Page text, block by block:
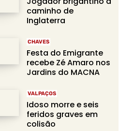
caminho de
Inglaterra
CHAVES
Festa do Emigrante
recebe Zé Amaro nos
Jardins do MACNA
VALPAÇOS
Idoso morre e seis
feridos graves em
colisão